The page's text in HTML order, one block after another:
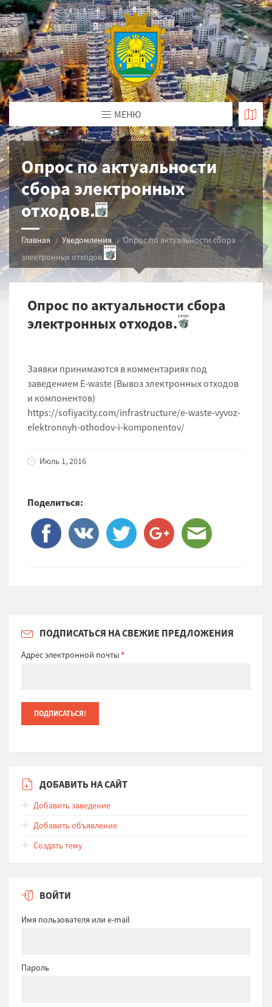
МЕНЮ
Опрос по актуальности
сбора электронных
отходов.
Главная Уведомления
Опрос по актуальности сбора
электронных отходов.
Опрос по актуальности сбора
электронных отходов.
Заявки принимаются в комментариях под
заведением E-waste (Вывоз электронных отходов
и компонентов)
https://sofiyacity.com/infrastructure/e-waste-vyvoz-
elektronnyh-othodov-i-komponentov/
Июль 1, 2016
Поделиться:
ПОДПИСАТЬСЯ НА СВЕЖИЕ ПРЕДЛОЖЕНИЯ
Адрес электронной почты*
ДОБАВИТЬ НА САЙТ
Добавить заведение
Добавить объявление
Создать тему
ВОЙТИ
Имя пользователя или e-mail
Пароль